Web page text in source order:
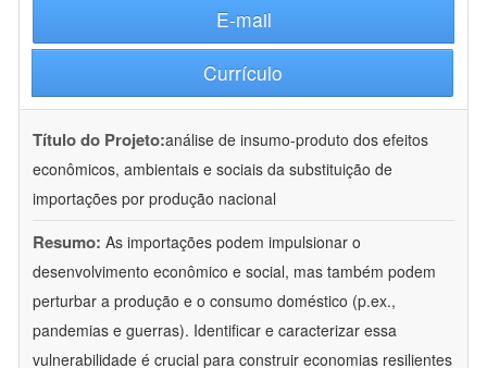
E-mail
Currículo
Título do Projeto:análise de insumo-produto dos efeitos
econômicos, ambientais e sociais da substituição de
importações por produção nacional
Resumo: As importações podem impulsionar o
desenvolvimento econômico e social, mas também podem
perturbar a produção e o consumo doméstico (p.ex.,
pandemias e guerras). Identificar e caracterizar essa
vulnerabilidade é crucial para construir economias resilientes